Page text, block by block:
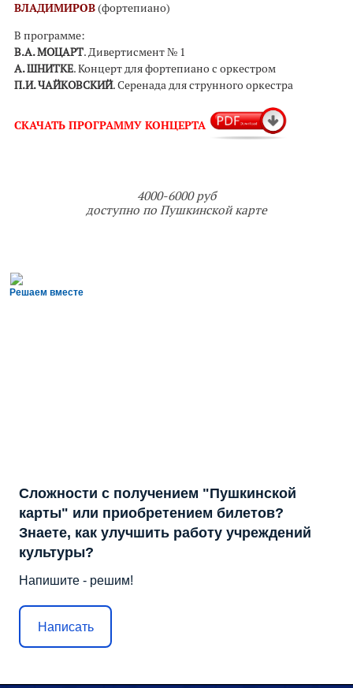
ВЛАДИМИРОВ(фортепиано)
В программе:
В.А. МОЦАРТ. Дивертисмент № 1
А. ШНИТКЕ. Концерт для фортепиано с оркестром
П.И. ЧАЙКОВСКИЙ. Серенада для струнного оркестра
СКАЧАТЬ ПРОГРАММУ КОНЦЕРТА
4000-6000 руб
доступно по Пушкинской карте
Решаем вместе
Сложности с получением "Пушкинской
карты" или приобретением билетов?
Знаете, как улучшить работу учреждений
культуры?
Напишите - решим!
Написать